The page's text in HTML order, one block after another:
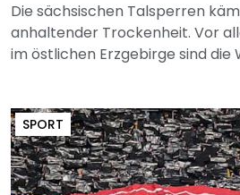
Die sächsischen Talsperren
anhaltender Trockenheit. Vor
im östlichen Erzgebirge sind die
SPORT